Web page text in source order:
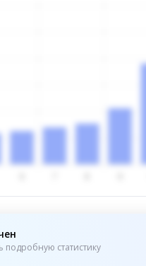
подробную статистику